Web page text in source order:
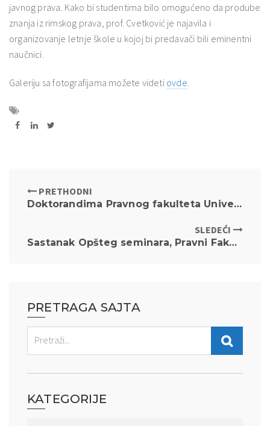
javnog prava. Kako bi studentima bilo omogućeno da prodube
znanja iz rimskog prava, prof. Cvetković je najavila i
organizovanje letnje škole u kojoj bi predavači bili eminentni
naučnici.
Galeriju sa fotografijama možete videti ovde
PRETHODNI
Doktorandima Pravnog fakulteta Univerziteta u Beogradu dodeljene stipendije Centra za temeljna pravna znanja u okviru ALF projekta
SLEDEĆI
Sastanak Opšteg seminara, Pravni Fakultet Univerziteta u Beogradu „Kaznenopravna reakcija na napuštanje, zlostavljanje i ubijanje životinja“
PRETRAGA SAJTA
KATEGORIJE